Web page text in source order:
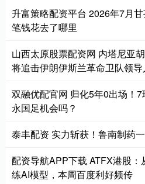
升富策略配资平台 2026年7月
笔钱花去了哪里
山西太原股票配资网 内塔尼亚
将追击伊朗伊斯兰革命卫队领导
双融优配官网 归化5年0出场！
永国足机会吗？
泰丰配资 实力斩获！鲁南制药
配资导航APP下载 ATFX港股
练AI模型，本周百度利好频传